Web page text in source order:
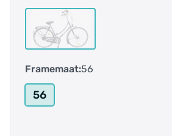
Framemaat:56
56